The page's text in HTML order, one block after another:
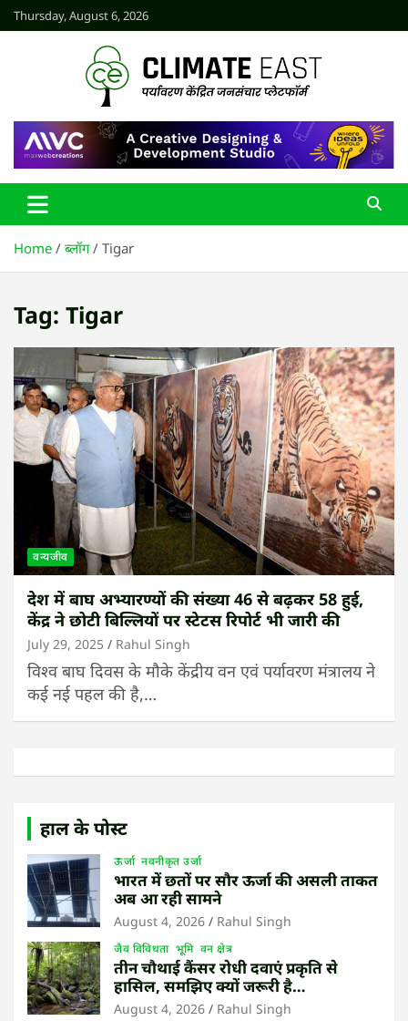
Skip
to
Thursday, August 6, 2026
CLIMATE EAST
Home ब्लॉग Tigar
Tag: Tigar
वन्यजीव
देश में बाघ अभ्यारण्यों की संख्या 46 से बढ़कर 58 हुई,
केंद्र ने छोटी बिल्लियों पर स्टेटस रिपोर्ट भी जारी की
July 29, 2025 Rahul Singh
विश्व बाघ दिवस के मौके केंद्रीय वन एवं पर्यावरण मंत्रालय ने
कई नई पहल की है,…
हाल के पोस्ट
ऊर्जा नवनीकृत उर्जा
भारत में छतों पर सौर ऊर्जा की असली ताकत
अब आ रही सामने
August 4, 2026 Rahul Singh
जैव विविधता भूमि वन क्षेत्र
तीन चौथाई कैंसर रोधी दवाएं प्रकृति से
हासिल, समझिए क्यों जरूरी है
उष्णकटिबंधीय जंगल बचाना
August 4, 2026 Rahul Singh